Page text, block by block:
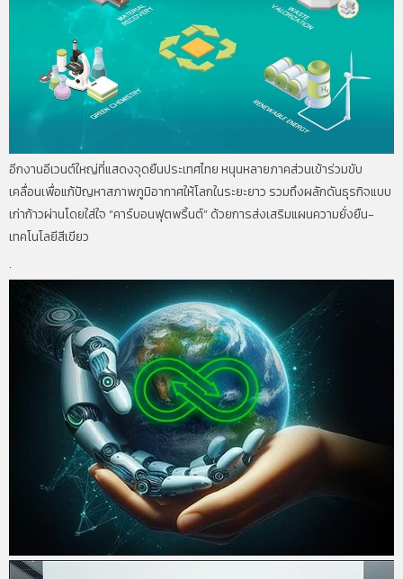
อีกงานอีเวนต์ใหญ่ที่แสดงจุดยืนประเทศไทย หนุนหลายภาคส่วนเข้าร่วมขับ
เคลื่อนเพื่อแก้ปัญหาสภาพภูมิอากาศให้โลกในระยะยาว รวมถึงผลักดันธุรกิจแบบ
เก่าก้าวผ่านโดยใส่ใจ “คาร์บอนฟุตพริ้นต์” ด้วยการส่งเสริมแผนความยั่งยืน-
เทคโนโลยีสีเขียว
.